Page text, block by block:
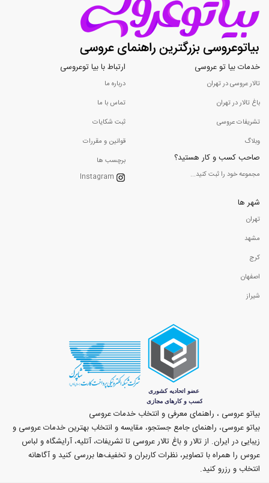
خدمات بیا تو عروسی
تالار عروسی در تهران
باغ تالار در تهران
تشریفات عروسی
وبلاگ
صاحب کسب و کار هستید؟
مجموعه خود را ثبت کنید...
ارتباط با بیا توعروسی
درباره ما
تماس با ما
ثبت شکایات
قوانین و مقررات
برچسب ها
Instagram
شهر ها
تهران
مشهد
کرج
اصفهان
شیراز
بیاتو عروسی ، راهنمای معرفی و انتخاب خدمات عروسی
بیاتو عروسی، راهنمای جامع جستجو، مقایسه و انتخاب بهترین خدمات عروسی و
زیبایی در ایران. از تالار و باغ تالار عروسی تا تشریفات، آتلیه، آرایشگاه و لباس
عروس را همراه با تصاویر، نظرات کاربران و تخفیف‌ها بررسی کنید و آگاهانه
انتخاب و رزرو کنید.